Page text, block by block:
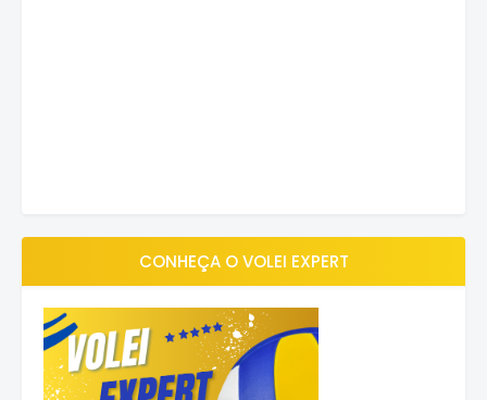
CONHEÇA O VOLEI EXPERT